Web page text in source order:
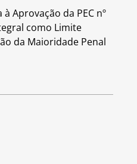
Aprovação da PEC nº
como Limite
da Maioridade Penal